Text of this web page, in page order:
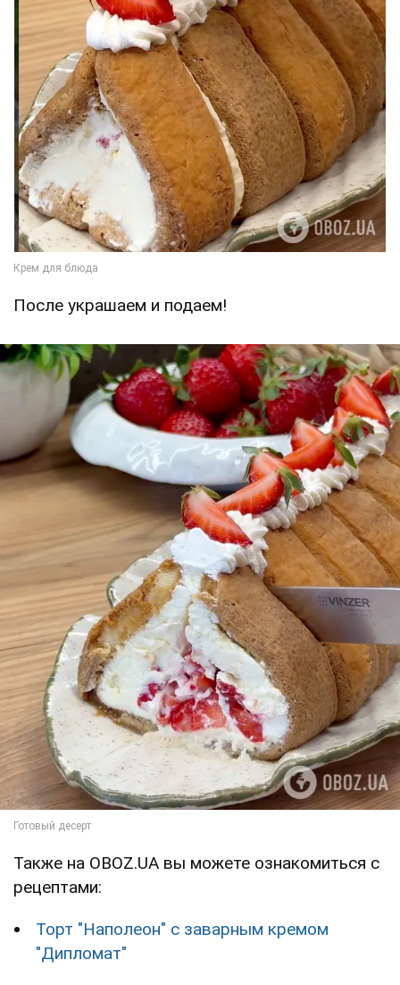
После украшаем и подаем!
Также на OBOZ.UA вы можете ознакомиться с
рецептами:
Торт "Наполеон" с заварным кремом
"Дипломат"